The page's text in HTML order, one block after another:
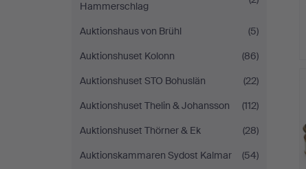
Hammerschlag
Auktionshaus von Brühl
(5)
Auktionshuset Kolonn
(86)
Auktionshuset STO Bohuslän
(22)
Auktionshuset Thelin & Johansson
(112)
Auktionshuset Thörner & Ek
(28)
Auktionskammaren Sydost Kalmar
(54)